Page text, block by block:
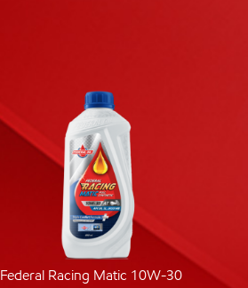
Federal Racing Matic 10W-30